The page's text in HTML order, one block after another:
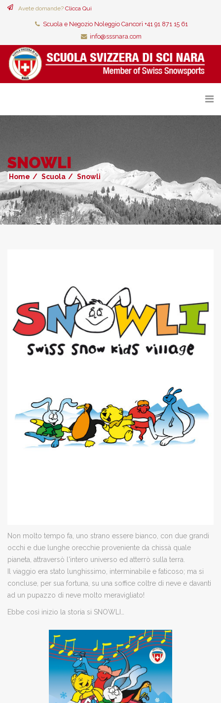
Avete domande? Clicca Qui
Scuola e Negozio Noleggio Cancorì +41 91 871 15 61
info@sssnara.com
SNOWLI
Home Scuola Snowli
Non molto tempo fa, uno strano essere bianco, con due grandi
occhi e due lunghe orecchie proveniente da chissà quale
pianeta, attraversò l'intero universo ed atterrò sulla terra.
Il viaggio era stato lunghissimo, interminabile e faticoso; ma si
concluse, per sua fortuna, su una soffice coltre di neve e davanti
ad un pupazzo di neve molto meravigliato!
Ebbe così inizio la storia si SNOWLI…